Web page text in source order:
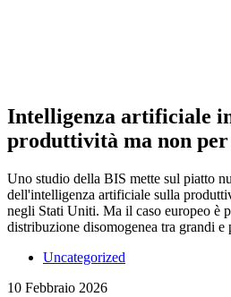
Intelligenza artificiale
produttività ma non
Uno studio della BIS mette sul piatto
dell'intelligenza artificiale sulla
negli Stati Uniti. Ma il caso europeo è
distribuzione disomogenea tra grandi e
Uncategorized
10 Febbraio 2026